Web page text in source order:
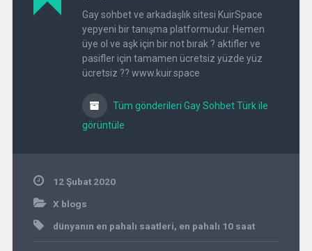
Gay sohbet ve arkadaşlık sitesi KuirSpace
yepyeni bir tanışma platformudur. Hemen
üye ol ve aşk için bir not bırak ? aktifler ve
pasifler için tamamen ücretsiz yüzde yüz
ücretsiz ?? www.kuir.space
Tüm gönderileri Gay Sohbet Türk ile
görüntüle
12 Şubat 2020
X blogs
dünyanın en pahalı saatleri, en pahalı 10 saat